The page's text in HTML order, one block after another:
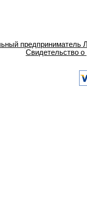
предприниматель
Свидетельство